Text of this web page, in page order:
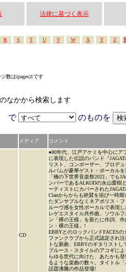
法律に基づく表示
R S T U V W X Y Z
数は(pages)1です
なかから検索します
で のものを
メディア コメント
CD
●80年代、江戸アケミを中心にア
に表現した伝説のバンド『
リスト、コンポーザー、プロデ
ルバムが豪華ゲスト・ボーカル
「橋の下世界音楽祭2022」でも
ンバーであるALKODの永山愛樹
ーティストにカバーされた
Clanからからも絶賛を浴び一時
たダンサブルなミネアポリス・
ルーヴ感を女性ボーカルで表現
レゲエスタイル共作曲、ソウル
ン「裸の王様」を新たに作詞、
ン・裸の王様」!
EBBYとのロックバンドFACESの
ファンクラブから正式認定され
トな新曲、EBBYのギタリスト
ブルース・スタイルのアコギに
らゆる世代に向けた、あたかも
るような楽曲の数々。タイトル
話題沸騰の作品登場!